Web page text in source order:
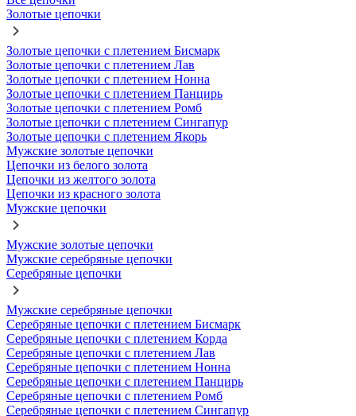
Золотые цепочки
Золотые цепочки с плетением Бисмарк
Золотые цепочки с плетением Лав
Золотые цепочки с плетением Нонна
Золотые цепочки с плетением Панцирь
Золотые цепочки с плетением Ромб
Золотые цепочки с плетением Сингапур
Золотые цепочки с плетением Якорь
Мужские золотые цепочки
Цепочки из белого золота
Цепочки из желтого золота
Цепочки из красного золота
Мужские цепочки
Мужские золотые цепочки
Мужские серебряные цепочки
Серебряные цепочки
Мужские серебряные цепочки
Серебряные цепочки с плетением Бисмарк
Серебряные цепочки с плетением Корда
Серебряные цепочки с плетением Лав
Серебряные цепочки с плетением Нонна
Серебряные цепочки с плетением Панцирь
Серебряные цепочки с плетением Ромб
Серебряные цепочки с плетением Сингапур